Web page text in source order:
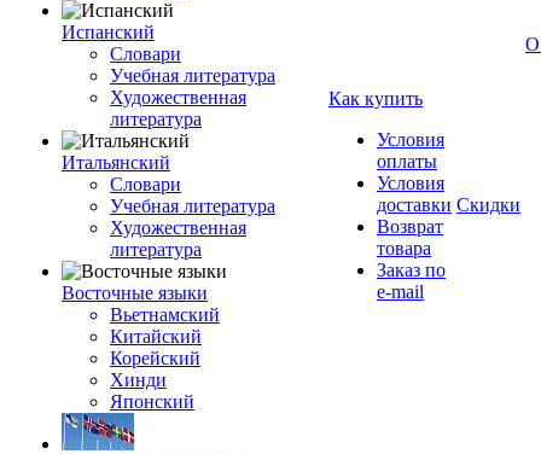
Испанский
Словари
Учебная литература
Художественная
литература
Итальянский
Словари
Учебная литература
Художественная
литература
Восточные языки
Вьетнамский
Китайский
Корейский
Хинди
Японский
Как купить
Условия
оплаты
Условия
доставки
Возврат
товара
Заказ по
e-mail
Скидки
О